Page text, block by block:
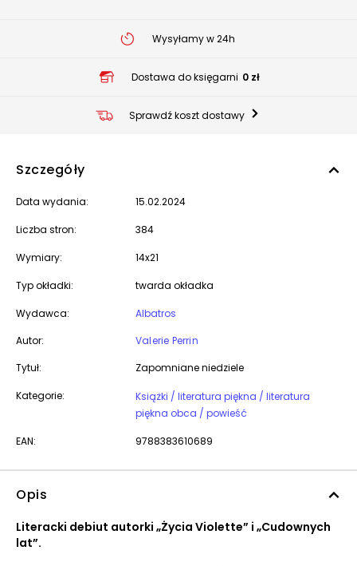
Wysyłamy w 24h
Dostawa do księgarni 0 zł
Sprawdź koszt dostawy
Szczegóły
Data wydania: 15.02.2024
Liczba stron: 384
Wymiary: 14x21
Typ okładki: twarda okładka
Wydawca:
Albatros
Autor:
Valerie Perrin
Tytuł:
Zapomniane niedziele
Kategorie:
Książki / literatura piękna / literatura
piękna obca / powieść
EAN: 9788383610689
Opis
Literacki debiut autorki „Życia Violette” i „Cudownych
lat”.